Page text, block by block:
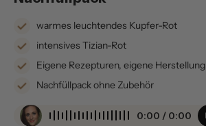
warmes leuchtendes Kupfer-Rot
intensives Tizian-Rot
Eigene Rezepturen, eigene Herstellung
Nachfüllpack ohne Zubehör
0:00 / 0:00